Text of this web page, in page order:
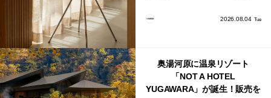
2026.08.04 Tue
奥湯河原に温泉リゾート
「NOT A HOTEL
YUGAWARA」が誕生！販売を